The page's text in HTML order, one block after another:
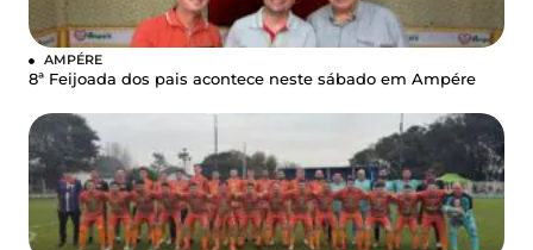
AMPÉRE
8ª Feijoada dos pais acontece neste sábado em Ampére